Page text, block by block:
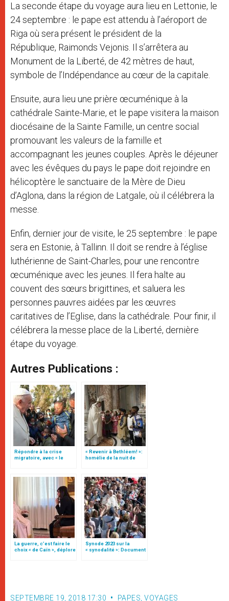
La seconde étape du voyage aura lieu en Lettonie, le
24 septembre : le pape est attendu à l’aéroport de
Riga où sera présent le président de la
République, Raimonds Vejonis. Il s’arrêtera au
Monument de la Liberté, de 42 mètres de haut,
symbole de l’Indépendance au cœur de la capitale.
Ensuite, aura lieu une prière œcuménique à la
cathédrale Sainte-Marie, et le pape visitera la maison
diocésaine de la Sainte Famille, un centre social
promouvant les valeurs de la famille et
accompagnant les jeunes couples. Après le déjeuner
avec les évêques du pays le pape doit rejoindre en
hélicoptère le sanctuaire de la Mère de Dieu
d’Aglona, dans la région de Latgale, où il célébrera la
messe.
Enfin, dernier jour de visite, le 25 septembre : le pape
sera en Estonie, à Tallinn. Il doit se rendre à l’église
luthérienne de Saint-Charles, pour une rencontre
œcuménique avec les jeunes. Il fera halte au
couvent des sœurs brigittines, et saluera les
personnes pauvres aidées par les œuvres
caritatives de l’Eglise, dans la cathédrale. Pour finir, il
célébrera la messe place de la Liberté, dernière
étape du voyage.
Autres Publications :
Répondre à la crise
migratoire, avec « le
« Revenir à Bethléem! »:
homélie de la nuit de
La guerre, c’est faire le
choix « de Caïn », déplore
Synode 2023 sur la
« synodalité »: Document
SEPTEMBRE 19, 2018 17:30 PAPES, VOYAGES